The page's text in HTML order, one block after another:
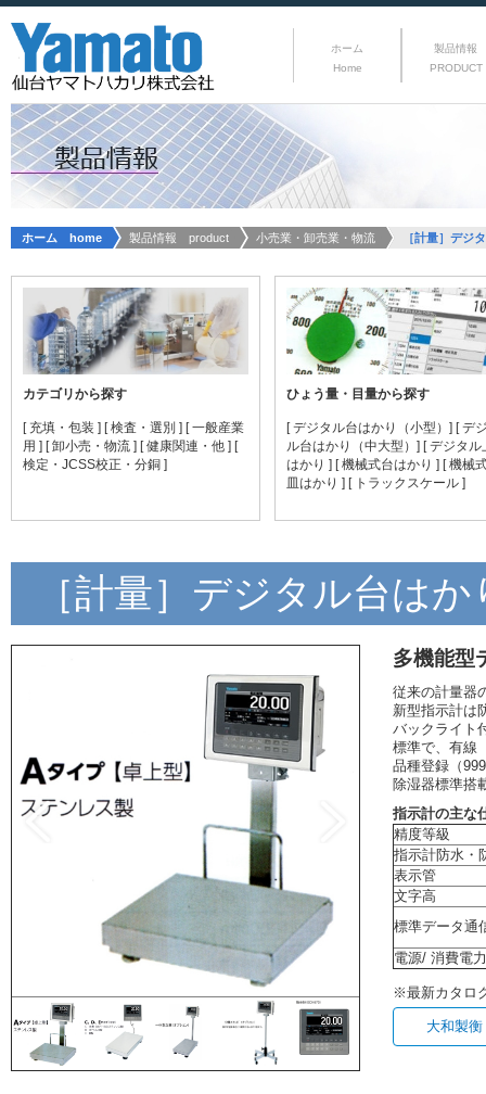
ホーム
Home
製品情報
PRODUCT
ホーム home 製品情報 product 小売業・卸売業・物流 ［計量］デジ
カテゴリから探す
[ 充填・包装 ] [ 検査・選別 ] [ 一般産業
用 ] [ 卸小売・物流 ] [ 健康関連・他 ] [
検定・JCSS校正・分銅 ]
ひょう量・目量から探す
[ デジタル台はかり（小型）][ デ
ル台はかり（中大型）][ デジタル
はかり ][ 機械式台はかり ][ 機械
皿はかり ][ トラックスケール ]
［計量］デジタル台は
多機能型
従来の計量器
新型指示計は
バックライト
標準で、有線
品種登録（
除湿器標準搭
指示計の主な
精度等級
指示計防水・
表示管
文字高
標準データ通
電源/ 消費
※最新カタロ
大和製